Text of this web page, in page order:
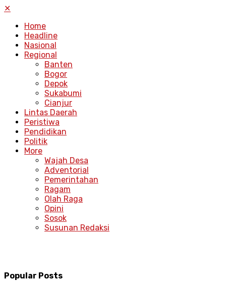
✕
Home
Headline
Nasional
Regional
Banten
Bogor
Depok
Sukabumi
Cianjur
Lintas Daerah
Peristiwa
Pendidikan
Politik
More
Wajah Desa
Adventorial
Pemerintahan
Ragam
Olah Raga
Opini
Sosok
Susunan Redaksi
Popular Posts